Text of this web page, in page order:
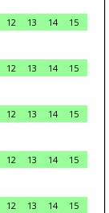
12 13 14
15
12 13 14
15
12 13 14
15
12 13 14
15
12 13 14
15